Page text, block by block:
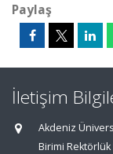
Paylaş
İletişim
Akdeniz
Birimi Rektörlük